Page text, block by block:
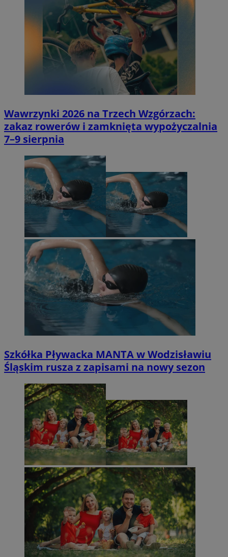
Wawrzynki 2026 na Trzech Wzgórzach:
zakaz rowerów i zamknięta wypożyczalnia
7–9 sierpnia
Szkółka Pływacka MANTA w Wodzisławiu
Śląskim rusza z zapisami na nowy sezon